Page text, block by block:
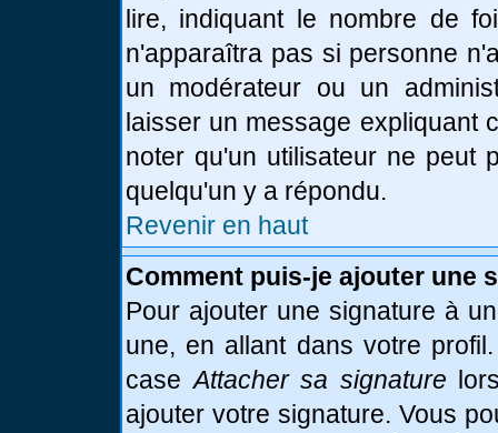
lire, indiquant le nombre de
n'apparaîtra pas si personne
un modérateur ou un
laisser un message expliquant
noter qu'un utilisateur ne peut
quelqu'un y a répondu.
Revenir en haut
Comment puis-je ajouter une
Pour ajouter une signature à
une, en allant dans votre
caseAttacher sa signature
ajouter votre signature. Vous